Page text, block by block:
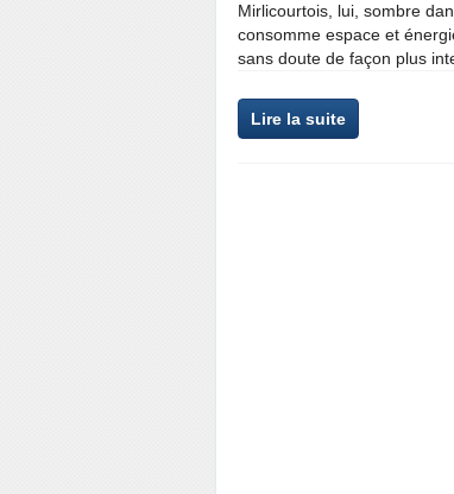
Mirlicourtois, lui, sombre
consomme espace et
sans doute de façon plus
Lire la suite